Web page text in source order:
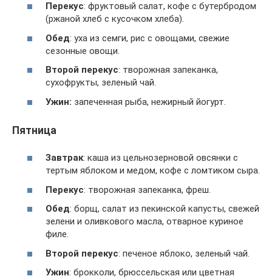
Перекус: фруктовый салат, кофе с бутербродом
(ржаной хлеб с кусочком хлеба).
Обед: уха из семги, рис с овощами, свежие
сезонные овощи.
Второй перекус: творожная запеканка,
сухофрукты, зеленый чай.
Ужин: запеченная рыба, нежирный йогурт.
Пятница
Завтрак: каша из цельнозерновой овсянки с
тертым яблоком и медом, кофе с ломтиком сыра.
Перекус: творожная запеканка, фреш.
Обед: борщ, салат из пекинской капусты, свежей
зелени и оливкового масла, отварное куриное
филе.
Второй перекус: печеное яблоко, зеленый чай.
Ужин: брокколи, брюссельская или цветная